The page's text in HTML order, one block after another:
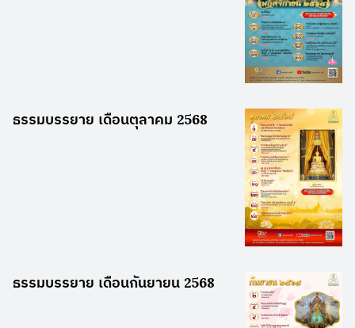
ธรรมบรรยาย เดือนตุลาคม 2568
ธรรมบรรยาย เดือนกันยายน 2568